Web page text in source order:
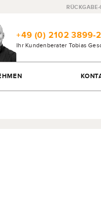
+49 (0) 2102 3899-
Ihr Kundenberater Tobias